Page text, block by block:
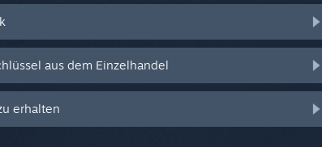
aus dem Einzelhandel
erhalten